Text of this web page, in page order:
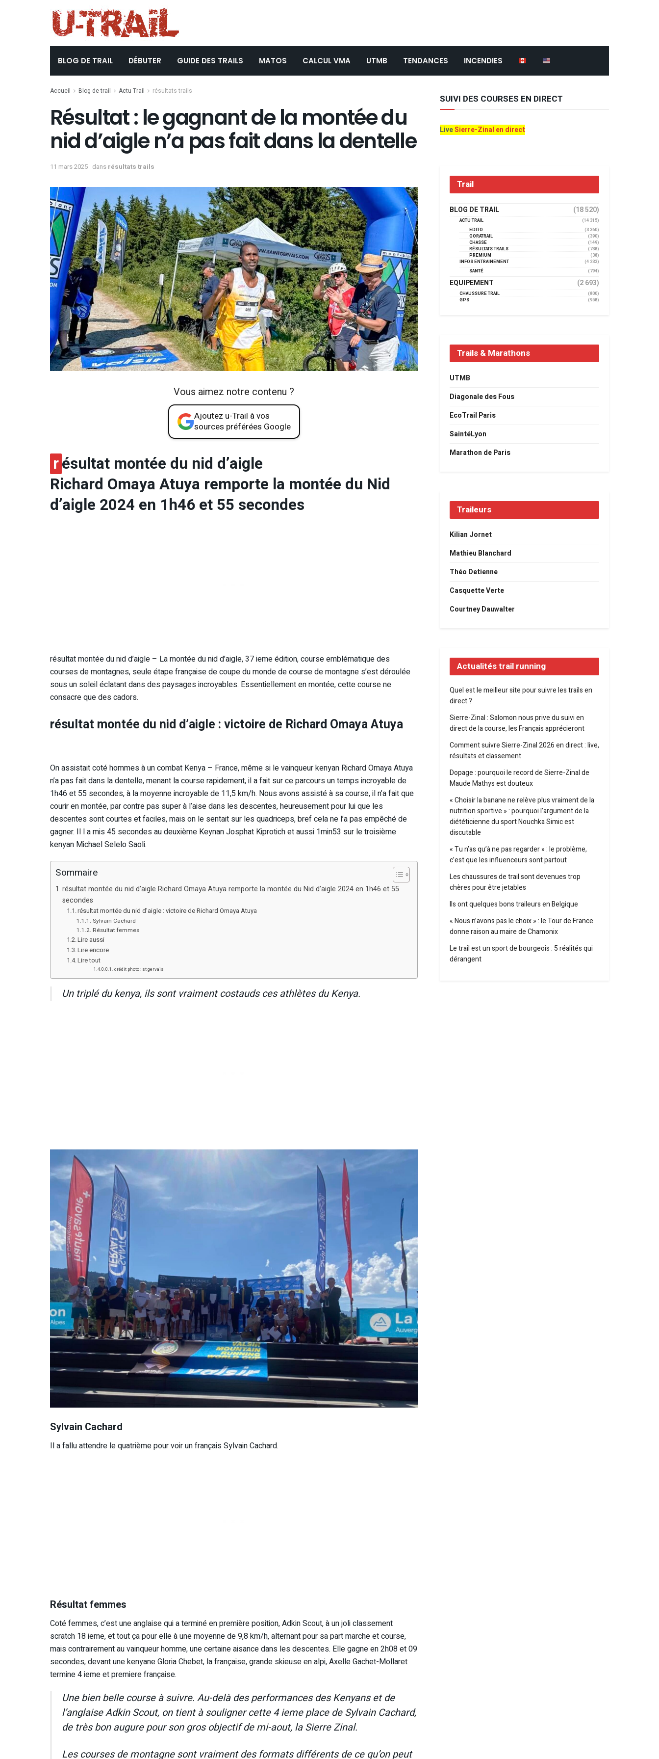
BLOG DE TRAIL DÉBUTER GUIDE DES TRAILS MATOS CALCUL VMA UTMB TENDANCES INCENDIES
Accueil Blog de trail Actu Trail résultats trails
Résultat : le gagnant de la montée du
nid d’aigle n’a pas fait dans la dentelle
11 mars 2025 dans résultats trails
Vous aimez notre contenu ?
Ajoutez u-Trail à vos
sources préférées Google
résultat montée du nid d’aigle
Richard Omaya Atuya remporte la montée du Nid
d’aigle 2024 en 1h46 et 55 secondes
résultat montée du nid d’aigle – La montée du nid d’aigle, 37 ieme édition, course emblématique des
courses de montagnes, seule étape française de coupe du monde de course de montagne s’est déroulée
sous un soleil éclatant dans des paysages incroyables. Essentiellement en montée, cette course ne
consacre que des cadors.
résultat montée du nid d’aigle : victoire de Richard Omaya Atuya
On assistait coté hommes à un combat Kenya – France, même si le vainqueur kenyan Richard Omaya Atuya
n’a pas fait dans la dentelle, menant la course rapidement, il a fait sur ce parcours un temps incroyable de
1h46 et 55 secondes, à la moyenne incroyable de 11,5 km/h. Nous avons assisté à sa course, il n’a fait que
courir en montée, par contre pas super à l’aise dans les descentes, heureusement pour lui que les
descentes sont courtes et faciles, mais on le sentait sur les quadriceps, bref cela ne l’a pas empêché de
gagner. Il l a mis 45 secondes au deuxième Keynan Josphat Kiprotich et aussi 1min53 sur le troisième
kenyan Michael Selelo Saoli.
Sommaire
résultat montée du nid d’aigle Richard Omaya Atuya remporte la montée du Nid d’aigle 2024 en 1h46 et 55
secondes
résultat montée du nid d’aigle : victoire de Richard Omaya Atuya
Sylvain Cachard
Résultat femmes
Lire aussi
Lire encore
Lire tout
crédit photo : st gervais
Un triplé du kenya, ils sont vraiment costauds ces athlètes du Kenya.
Sylvain Cachard
Il a fallu attendre le quatrième pour voir un français Sylvain Cachard.
Résultat femmes
Coté femmes, c’est une anglaise qui a terminé en première position, Adkin Scout, à un joli classement
scratch 18 ieme, et tout ça pour elle à une moyenne de 9,8 km/h, alternant pour sa part marche et course,
mais contrairement au vainqueur homme, une certaine aisance dans les descentes. Elle gagne en 2h08 et 09
secondes, devant une kenyane Gloria Chebet, la française, grande skieuse en alpi, Axelle Gachet-Mollaret
termine 4 ieme et premiere française.
Une bien belle course à suivre. Au-delà des performances des Kenyans et de
l’anglaise Adkin Scout, on tient à souligner cette 4 ieme place de Sylvain Cachard,
de très bon augure pour son gros objectif de mi-aout, la Sierre Zinal.
Les courses de montagne sont vraiment des formats différents de ce qu’on peut
SUIVI DES COURSES EN DIRECT
LiveSierre-Zinal en direct
Trail
BLOG DE TRAIL (18 520)
ACTU TRAIL
(14 315)
EDITO
(3 360)
GORATRAIL
(390)
CHASSE
(149)
RÉSULTATS TRAILS
(738)
PREMIUM
(38)
INFOS ENTRAINEMENT
(4 233)
SANTÉ
(794)
EQUIPEMENT (2 693)
CHAUSSURE TRAIL
(800)
GPS
(958)
Trails & Marathons
UTMB
Diagonale des Fous
EcoTrail Paris
SaintéLyon
Marathon de Paris
Traileurs
Kilian Jornet
Mathieu Blanchard
Théo Detienne
Casquette Verte
Courtney Dauwalter
Actualités trail running
Quel est le meilleur site pour suivre les trails en
direct ?
Sierre-Zinal : Salomon nous prive du suivi en
direct de la course, les Français apprécieront
Comment suivre Sierre-Zinal 2026 en direct : live,
résultats et classement
Dopage : pourquoi le record de Sierre-Zinal de
Maude Mathys est douteux
« Choisir la banane ne relève plus vraiment de la
nutrition sportive » : pourquoi l’argument de la
diététicienne du sport Nouchka Simic est
discutable
« Tu n’as qu’à ne pas regarder » : le problème,
c’est que les influenceurs sont partout
Les chaussures de trail sont devenues trop
chères pour être jetables
Ils ont quelques bons traileurs en Belgique
« Nous n’avons pas le choix » : le Tour de France
donne raison au maire de Chamonix
Le trail est un sport de bourgeois : 5 réalités qui
dérangent